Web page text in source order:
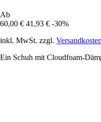
Ab
60,00 € 41,93 € -30%
inkl. MwSt. zzgl. Versandkosten
Ein Schuh mit Cloudfoam-